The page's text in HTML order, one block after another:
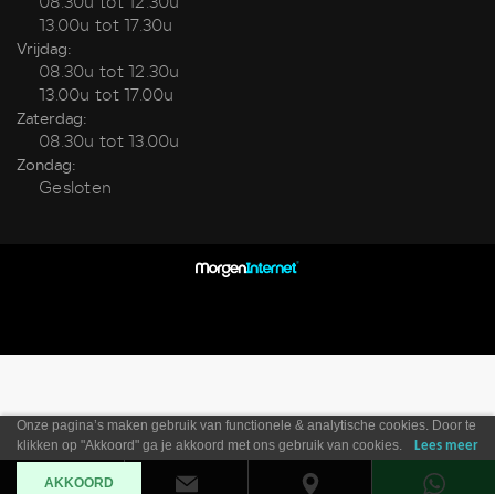
13.00u tot 17.30u
Vrijdag:
08.30u tot 12.30u
13.00u tot 17.00u
Zaterdag:
08.30u tot 13.00u
Zondag:
Gesloten
Onze pagina’s maken gebruik van functionele & analytische cookies. Door te
klikken op "Akkoord" ga je akkoord met ons gebruik van cookies.
Lees meer
AKKOORD